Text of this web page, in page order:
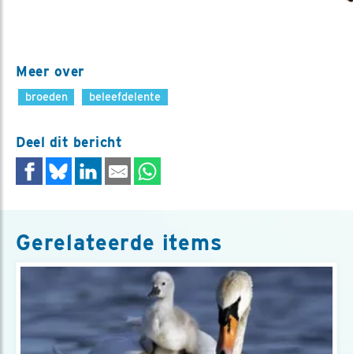
Meer over
broeden beleefdelente
Deel dit bericht
Gerelateerde items